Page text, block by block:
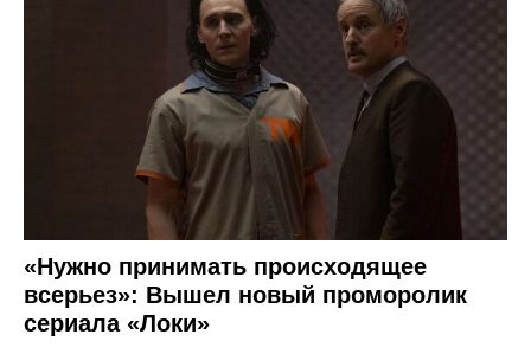
«Нужно принимать происходящее
всерьез»: Вышел новый проморолик
сериала «Локи»